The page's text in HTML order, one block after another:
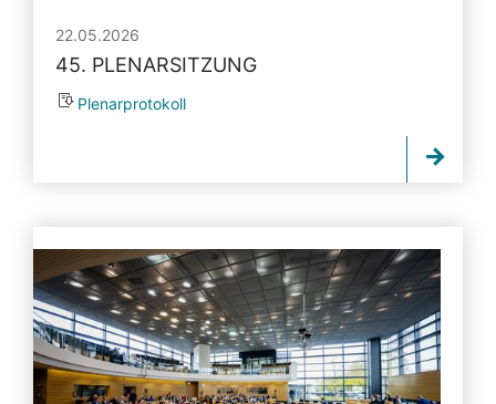
22.05.2026
45. PLENARSITZUNG
Plenarprotokoll